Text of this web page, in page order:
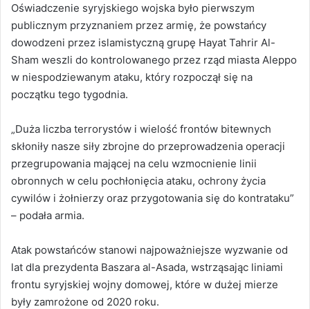
Oświadczenie syryjskiego wojska było pierwszym
publicznym przyznaniem przez armię, że powstańcy
dowodzeni przez islamistyczną grupę Hayat Tahrir Al-
Sham weszli do kontrolowanego przez rząd miasta Aleppo
w niespodziewanym ataku, który rozpoczął się na
początku tego tygodnia.
„Duża liczba terrorystów i wielość frontów bitewnych
skłoniły nasze siły zbrojne do przeprowadzenia operacji
przegrupowania mającej na celu wzmocnienie linii
obronnych w celu pochłonięcia ataku, ochrony życia
cywilów i żołnierzy oraz przygotowania się do kontrataku”
– podała armia.
Atak powstańców stanowi najpoważniejsze wyzwanie od
lat dla prezydenta Baszara al-Asada, wstrząsając liniami
frontu syryjskiej wojny domowej, które w dużej mierze
były zamrożone od 2020 roku.